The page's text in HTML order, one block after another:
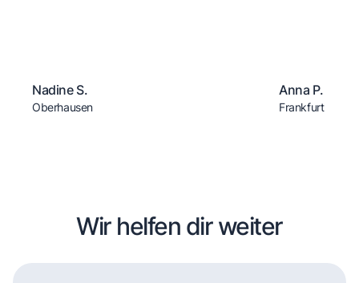
Nadine S.
Oberhausen
Anna P.
Frankfurt
Wir helfen dir weiter